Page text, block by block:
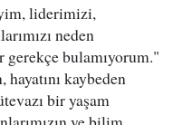
liderimizi,
neden
bulamıyorum."
kaybeden
bir yaşam